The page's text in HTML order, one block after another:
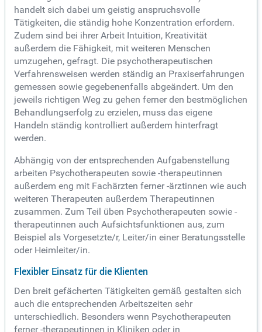
handelt sich dabei um geistig anspruchsvolle
Tätigkeiten, die ständig hohe Konzentration erfordern.
Zudem sind bei ihrer Arbeit Intuition, Kreativität
außerdem die Fähigkeit, mit weiteren Menschen
umzugehen, gefragt. Die psychotherapeutischen
Verfahrensweisen werden ständig an Praxiserfahrungen
gemessen sowie gegebenenfalls abgeändert. Um den
jeweils richtigen Weg zu gehen ferner den bestmöglichen
Behandlungserfolg zu erzielen, muss das eigene
Handeln ständig kontrolliert außerdem hinterfragt
werden.
Abhängig von der entsprechenden Aufgabenstellung
arbeiten Psychotherapeuten sowie -therapeutinnen
außerdem eng mit Fachärzten ferner -ärztinnen wie auch
weiteren Therapeuten außerdem Therapeutinnen
zusammen. Zum Teil üben Psychotherapeuten sowie -
therapeutinnen auch Aufsichtsfunktionen aus, zum
Beispiel als Vorgesetzte/r, Leiter/in einer Beratungsstelle
oder Heimleiter/in.
Flexibler Einsatz für die Klienten
Den breit gefächerten Tätigkeiten gemäß gestalten sich
auch die entsprechenden Arbeitszeiten sehr
unterschiedlich. Besonders wenn Psychotherapeuten
ferner -therapeutinnen in Kliniken oder in